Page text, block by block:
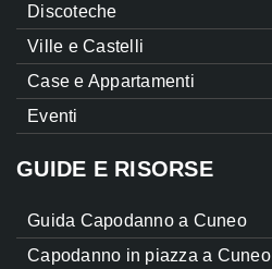
Discoteche
Ville e Castelli
Case e Appartamenti
Eventi
GUIDE E RISORSE
Guida Capodanno a Cuneo
Capodanno in piazza a Cuneo